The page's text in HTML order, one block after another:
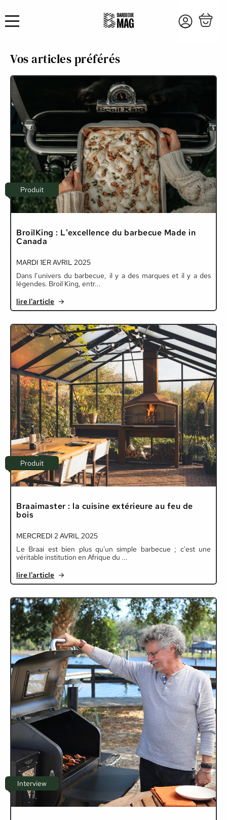
Vos articles préférés
Produit
BroilKing : L'excellence du barbecue Made in
Canada
MARDI 1ER AVRIL 2025
Dans l’univers du barbecue, il y a des marques et il y a des
légendes. Broil King, entr...
lire l'article
Produit
Braaimaster : la cuisine extérieure au feu de
bois
MERCREDI 2 AVRIL 2025
Le Braai est bien plus qu'un simple barbecue ; c'est une
véritable institution en Afrique du ...
lire l'article
Interview